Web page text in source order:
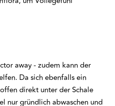
away - zudem kann der
Da sich ebenfalls ein
direkt unter der Schale
nur gründlich abwaschen und